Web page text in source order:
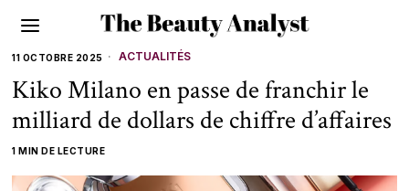
11 OCTOBRE 2025 ACTUALITÉS
Kiko Milano en passe de franchir le
milliard de dollars de chiffre d’affaires
1 MIN DE LECTURE